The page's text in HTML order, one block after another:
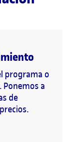
programa o
a
de